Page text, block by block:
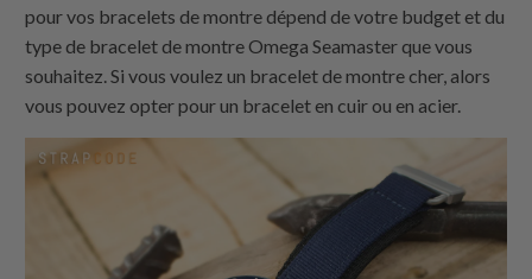
pour vos bracelets de montre dépend de votre budget et du
type de bracelet de montre Omega Seamaster que vous
souhaitez. Si vous voulez un bracelet de montre cher, alors
vous pouvez opter pour un bracelet en cuir ou en acier.